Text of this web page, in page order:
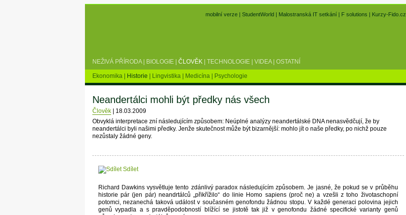
mobilní verze |StudentWorld | Malostranská IT setkání | F solutions | Kurzy-Fido.cz
NEŽIVÁ PŘÍRODA| BIOLOGIE | ČLOVĚK | TECHNOLOGIE | VIDEA| OSTATNÍ
Ekonomika | Historie | Lingvistika | Medicína | Psychologie
Neandertálci mohli být předky nás všech
Člověk| 18.03.2009
Obvyklá interpretace zní následujícím způsobem: Neúplné analýzy neandertálské DNA nenasvědčují, že by
neandertálci byli našimi předky. Jenže skutečnost může být bizarnější: mohlo jít o naše předky, po nichž pouze
nezůstaly žádné geny.
Sdílet
Richard Dawkins vysvětluje tento zdánlivý paradox následujícím způsobem. Je jasné, že pokud se v průběhu
historie pár (jen pár) neandrtálců „přikřížilo“ do linie Homo sapiens (proč ne) a vzešli z toho životaschopní
potomci, nezanechá taková událost v současném genofondu žádnou stopu. V každé generaci polovina jejich
genů vypadla a s pravděpodobností blížící se jistotě tak již v genofondu žádné specifické varianty genů